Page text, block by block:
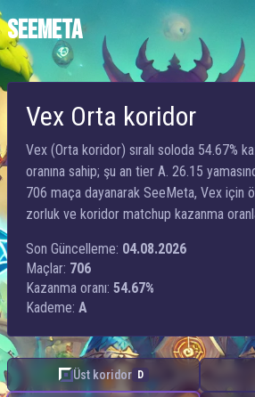
SEEMETA
Vex Orta koridor
Vex (Orta koridor) sıralı soloda 54.67%
oranına sahip; şu an tier A. 26.15
706 maça dayanarak SeeMeta, Vex için
zorluk ve koridor matchup kazanma
Son Güncelleme: 04.08.2026
Maçlar: 706
Kazanma oranı: 54.67%
Kademe: A
Üst koridor D